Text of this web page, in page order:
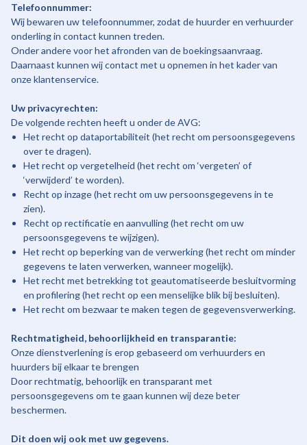
Telefoonnummer:
Wij bewaren uw telefoonnummer, zodat de huurder en verhuurder
onderling in contact kunnen treden.
Onder andere voor het afronden van de boekingsaanvraag.
Daarnaast kunnen wij contact met u opnemen in het kader van
onze klantenservice.
Uw privacyrechten:
De volgende rechten heeft u onder de AVG:
Het recht op dataportabiliteit (het recht om persoonsgegevens
over te dragen).
Het recht op vergetelheid (het recht om ‘vergeten’ of
‘verwijderd’ te worden).
Recht op inzage (het recht om uw persoonsgegevens in te
zien).
Recht op rectificatie en aanvulling (het recht om uw
persoonsgegevens te wijzigen).
Het recht op beperking van de verwerking (het recht om minder
gegevens te laten verwerken, wanneer mogelijk).
Het recht met betrekking tot geautomatiseerde besluitvorming
en profilering (het recht op een menselijke blik bij besluiten).
Het recht om bezwaar te maken tegen de gegevensverwerking.
Rechtmatigheid, behoorlijkheid en transparantie:
Onze dienstverlening is erop gebaseerd om verhuurders en
huurders bij elkaar te brengen
Door rechtmatig, behoorlijk en transparant met
persoonsgegevens om te gaan kunnen wij deze beter
beschermen.
Dit doen wij ook met uw gegevens.